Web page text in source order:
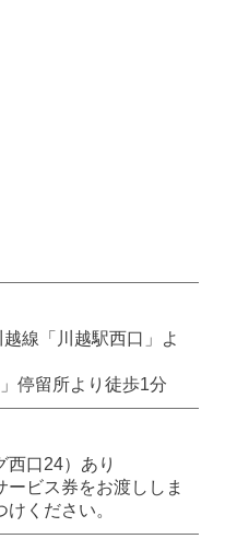
線「川越駅西口」よ
停留所より徒歩1分
西口24）あり
ビス券をお渡ししま
ください。